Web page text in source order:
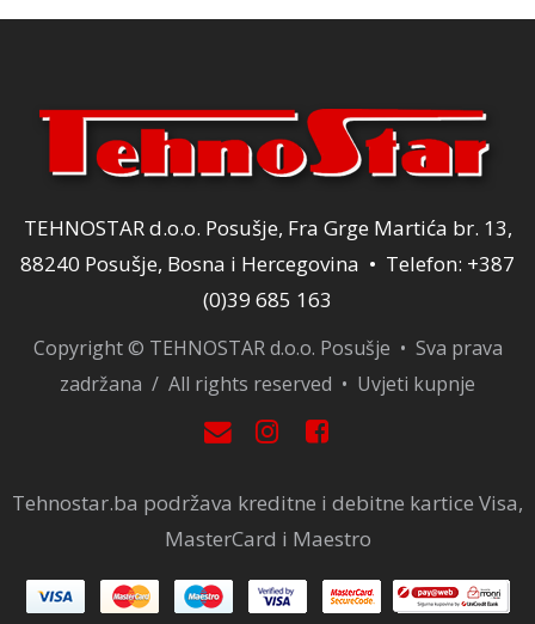
TEHNOSTAR d.o.o. Posušje, Fra Grge Martića br. 13,
88240 Posušje, Bosna i Hercegovina • Telefon: +387
(0)39 685 163
Copyright © TEHNOSTAR d.o.o. Posušje • Sva prava
zadržana / All rights reserved • Uvjeti kupnje
Tehnostar.ba podržava kreditne i debitne kartice Visa,
MasterCard i Maestro